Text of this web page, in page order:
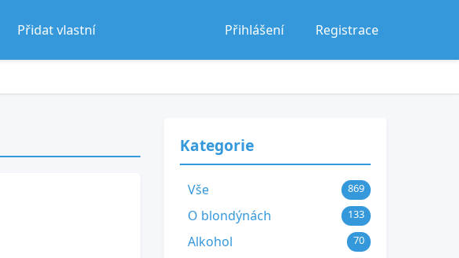
Přidat vlastní Přihlášení Registrace
Kategorie
Vše 869
O blondýnách 133
Alkohol 70